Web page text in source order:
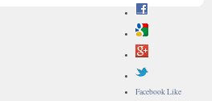
Facebook Like